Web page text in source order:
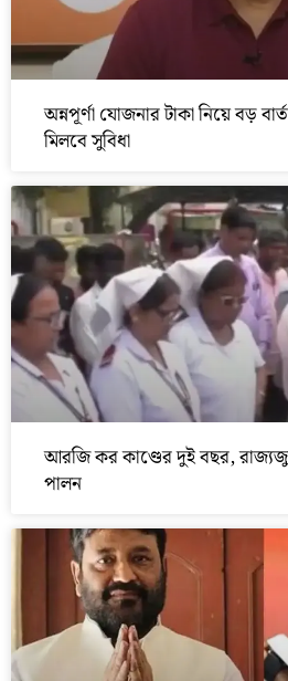
অন্নপূর্ণা যোজনার টাকা নিয়ে বড়
মিলবে সুবিধা
আরজি কর কাণ্ডের দুই বছর,
পালন